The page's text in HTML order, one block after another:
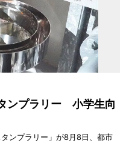
ンプラリー 小学生向
ンプラリー」が8月8日、都市